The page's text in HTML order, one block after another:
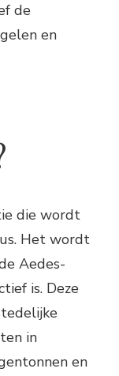
de
en
die wordt
Het wordt
Aedes-
is. Deze
in
en